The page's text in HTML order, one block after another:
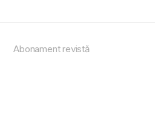
Abonament revistă